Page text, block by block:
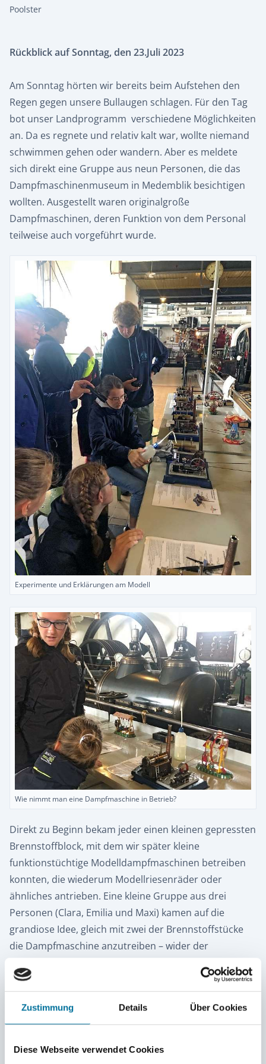
Zustimmung Details Über Cookies
Diese Webseite verwendet Cookies
Poolster
Rückblick auf Sonntag, den 23.Juli 2023
Am Sonntag hörten wir bereits beim Aufstehen den
Regen gegen unsere Bullaugen schlagen. Für den Tag
bot unser Landprogramm verschiedene Möglichkeiten
an. Da es regnete und relativ kalt war, wollte niemand
schwimmen gehen oder wandern. Aber es meldete
sich direkt eine Gruppe aus neun Personen, die das
Dampfmaschinenmuseum in Medemblik besichtigen
wollten. Ausgestellt waren originalgroße
Dampfmaschinen, deren Funktion von dem Personal
teilweise auch vorgeführt wurde.
Experimente und Erklärungen am Modell
Wie nimmt man eine Dampfmaschine in Betrieb?
Direkt zu Beginn bekam jeder einen kleinen gepressten
Brennstoffblock, mit dem wir später kleine
funktionstüchtige Modelldampfmaschinen betreiben
konnten, die wiederum Modellriesenräder oder
ähnliches antrieben. Eine kleine Gruppe aus drei
Personen (Clara, Emilia und Maxi) kamen auf die
grandiose Idee, gleich mit zwei der Brennstoffstücke
die Dampfmaschine anzutreiben – wider der
und geraucht und das Wasser im Heizkessel hat
verdächtig stark gekocht. Ein Mitarbeiter entdeckte die
ungewöhnlichen Umstände und gab der gesamtem
Gruppe daraufhin einen Kurzvortrag zum Thema
Implosionen und Explosionen.